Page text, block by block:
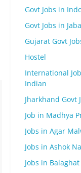
Govt Jobs in
Govt Jobs in
Gujarat Govt
Hostel
International
Indian
Jharkhand Govt
Job in Madhya
Jobs in Agar
Jobs in Ashok
Jobs in Balaghat